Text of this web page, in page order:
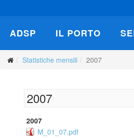
ADSP IL PORTO
Statistiche mensili 2007
2007
2007
M_01_07.pdf